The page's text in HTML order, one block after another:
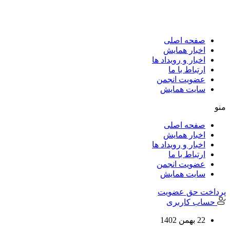
صفحه اصلی
اخبار همایش
اخبار و رویداد ها
ارتباط با ما
عضویت انجمن
سایت همایش
منو
صفحه اصلی
اخبار همایش
اخبار و رویداد ها
ارتباط با ما
عضویت انجمن
سایت همایش
پرداخت حق عضویت
حساب کاربری
22 بهمن 1402